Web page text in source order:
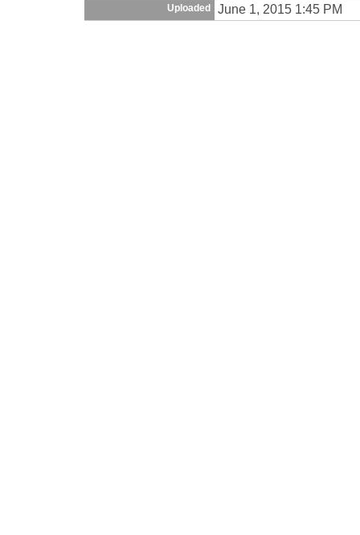
Uploaded June 1, 2015 1:45 PM